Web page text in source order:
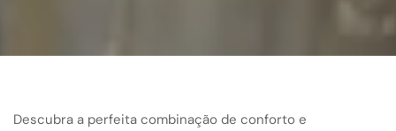
Descubra a perfeita combinação de conforto e